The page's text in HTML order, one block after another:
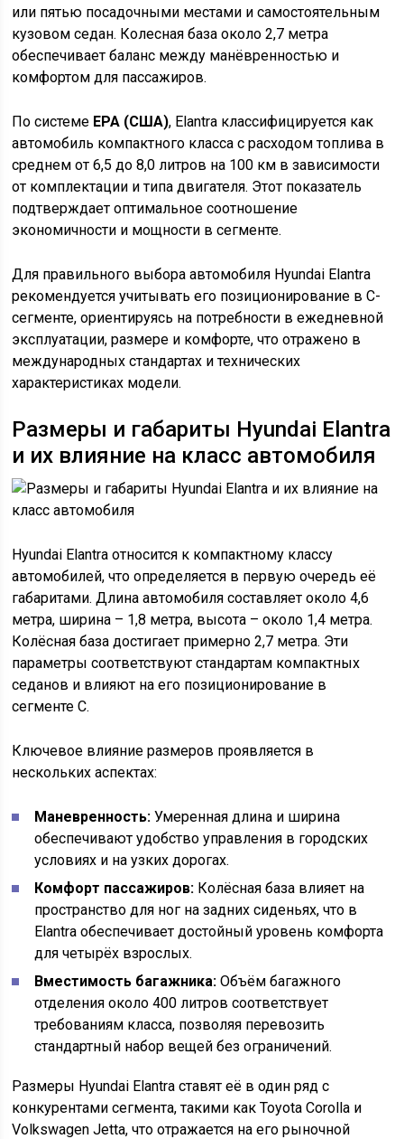
или пятью посадочными местами и самостоятельным
кузовом седан. Колесная база около 2,7 метра
обеспечивает баланс между манёвренностью и
комфортом для пассажиров.
По системе EPA (США), Elantra классифицируется как
автомобиль компактного класса с расходом топлива в
среднем от 6,5 до 8,0 литров на 100 км в зависимости
от комплектации и типа двигателя. Этот показатель
подтверждает оптимальное соотношение
экономичности и мощности в сегменте.
Для правильного выбора автомобиля Hyundai Elantra
рекомендуется учитывать его позиционирование в C-
сегменте, ориентируясь на потребности в ежедневной
эксплуатации, размере и комфорте, что отражено в
международных стандартах и технических
характеристиках модели.
Размеры и габариты Hyundai Elantra
и их влияние на класс автомобиля
Hyundai Elantra относится к компактному классу
автомобилей, что определяется в первую очередь её
габаритами. Длина автомобиля составляет около 4,6
метра, ширина – 1,8 метра, высота – около 1,4 метра.
Колёсная база достигает примерно 2,7 метра. Эти
параметры соответствуют стандартам компактных
седанов и влияют на его позиционирование в
сегменте C.
Ключевое влияние размеров проявляется в
нескольких аспектах:
Маневренность: Умеренная длина и ширина
обеспечивают удобство управления в городских
условиях и на узких дорогах.
Комфорт пассажиров: Колёсная база влияет на
пространство для ног на задних сиденьях, что в
Elantra обеспечивает достойный уровень комфорта
для четырёх взрослых.
Вместимость багажника: Объём багажного
отделения около 400 литров соответствует
требованиям класса, позволяя перевозить
стандартный набор вещей без ограничений.
Размеры Hyundai Elantra ставят её в один ряд с
конкурентами сегмента, такими как Toyota Corolla и
Volkswagen Jetta, что отражается на его рыночной